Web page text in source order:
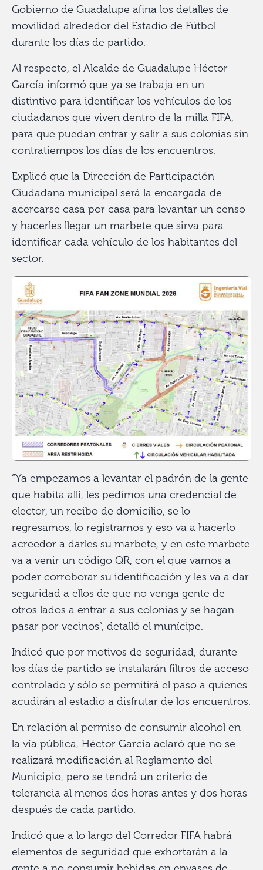
Gobierno de Guadalupe afina los detalles de
movilidad alrededor del Estadio de Fútbol
durante los días de partido.
Al respecto, el Alcalde de Guadalupe Héctor
García informó que ya se trabaja en un
distintivo para identificar los vehículos de los
ciudadanos que viven dentro de la milla FIFA,
para que puedan entrar y salir a sus colonias sin
contratiempos los días de los encuentros.
Explicó que la Dirección de Participación
Ciudadana municipal será la encargada de
acercarse casa por casa para levantar un censo
y hacerles llegar un marbete que sirva para
identificar cada vehículo de los habitantes del
sector.
“Ya empezamos a levantar el padrón de la gente
que habita allí, les pedimos una credencial de
elector, un recibo de domicilio, se lo
regresamos, lo registramos y eso va a hacerlo
acreedor a darles su marbete, y en este marbete
va a venir un código QR, con el que vamos a
poder corroborar su identificación y les va a dar
seguridad a ellos de que no venga gente de
otros lados a entrar a sus colonias y se hagan
pasar por vecinos”, detalló el munícipe.
Indicó que por motivos de seguridad, durante
los días de partido se instalarán filtros de acceso
controlado y sólo se permitirá el paso a quienes
acudirán al estadio a disfrutar de los encuentros.
En relación al permiso de consumir alcohol en
la vía pública, Héctor García aclaró que no se
realizará modificación al Reglamento del
Municipio, pero se tendrá un criterio de
tolerancia al menos dos horas antes y dos horas
después de cada partido.
Indicó que a lo largo del Corredor FIFA habrá
elementos de seguridad que exhortarán a la